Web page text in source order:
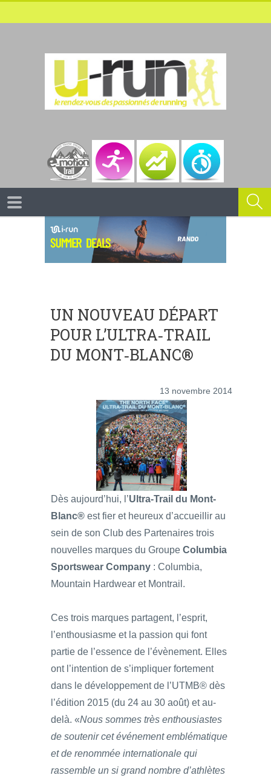
UN NOUVEAU DÉPART
POUR L’ULTRA‐TRAIL
DU MONT‐BLANC®
13 novembre 2014
Dès aujourd’hui, l’Ultra‐Trail du Mont‐
Blanc® est fier et heureux d’accueillir au
sein de son Club des Partenaires trois
nouvelles marques du Groupe Columbia
Sportswear Company : Columbia,
Mountain Hardwear et Montrail.
Ces trois marques partagent, l’esprit,
l’enthousiasme et la passion qui font
partie de l’essence de l’évènement. Elles
ont l’intention de s’impliquer fortement
dans le développement de l’UTMB® dès
l’édition 2015 (du 24 au 30 août) et au‐
delà. «Nous sommes très enthousiastes
de soutenir cet événement emblématique
et de renommée internationale qui
rassemble un si grand nombre d’athlètes